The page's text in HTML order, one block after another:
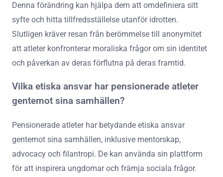
Denna förändring kan hjälpa dem att omdefiniera sitt
syfte och hitta tillfredsställelse utanför idrotten.
Slutligen kräver resan från berömmelse till anonymitet
att atleter konfronterar moraliska frågor om sin identitet
och påverkan av deras förflutna på deras framtid.
Vilka etiska ansvar har pensionerade atleter
gentemot sina samhällen?
Pensionerade atleter har betydande etiska ansvar
gentemot sina samhällen, inklusive mentorskap,
advocacy och filantropi. De kan använda sin plattform
för att inspirera ungdomar och främja sociala frågor.